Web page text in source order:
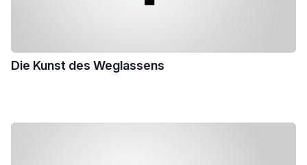
Die Kunst des Weglassens